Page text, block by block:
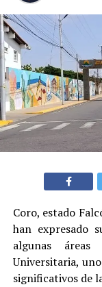
Coro, estado
han expresado
algunas
Universitaria,
significativos de